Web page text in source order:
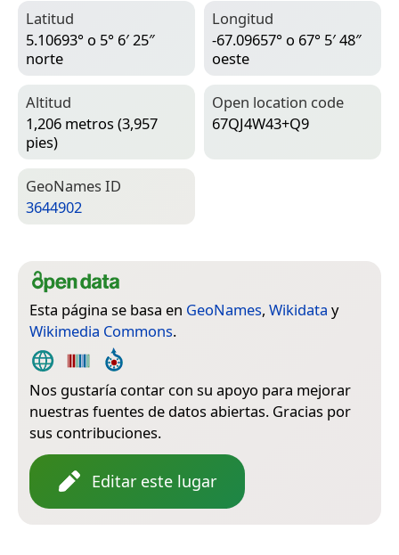
Latitud
5.10693° o 5° 6′ 25″
norte
Longitud
-67.09657° o 67° 5′ 48″
oeste
Altitud
1,206 metros (3,957
pies)
Open location code
67QJ4W43+Q9
Geo­Names ID
3644902
Esta página se basa en GeoNames, Wikidata y
Wikimedia Commons.
Nos gustaría contar con su apoyo para mejorar
nuestras fuentes de datos abiertas. Gracias por
sus contribuciones.
Editar este lugar